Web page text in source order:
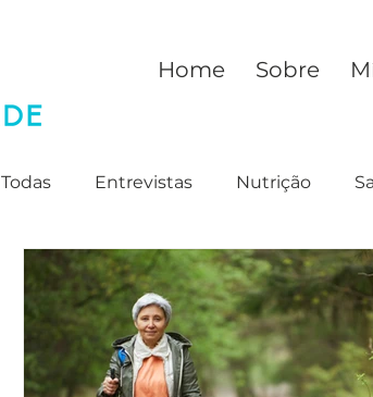
Home Sobre
Todas Entrevistas Nutrição
Saúde Mitos Conhecimento
Relacionamento Moda